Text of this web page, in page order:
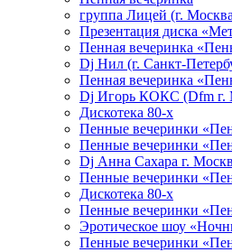
группа Лицей (г.
Презентация диска
Пенная вечеринка
Dj Нил (г. Санкт-
Пенная вечеринка
Dj Игорь КОКС (Dfm г.
Дискотека 80-х
Пенные вечеринки
Пенные вечеринки
Dj Анна Сахара г.
Пенные вечеринки
Дискотека 80-х
Пенные вечеринки
Эротическое шоу
Пенные вечеринки